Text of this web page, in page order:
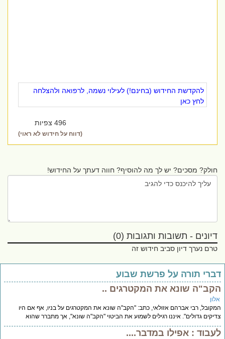
להקדשת החידוש (בחינם!) לעילוי נשמה, לרפואה ולהצלחה
לחץ כאן
496 צפיות
(דווח על חידוש לא ראוי)
חולק? מסכים? יש לך מה להוסיף? חווה דעתך על החידוש!
דיונים - תשובות ותגובות (0)
טרם נערך דיון סביב חידוש זה
תורה על פרשת שבוע
שונא את המקטרגים ..
רבי אברהם אזולאי, כתב: "הקב"ה שונא את המקטרגים על בניו, אף אם היו
גדולים". איננו רגילים לשמוע את הביטוי "הקב"ה שונא", אך מתברר שהוא
: אפילו במדבר....